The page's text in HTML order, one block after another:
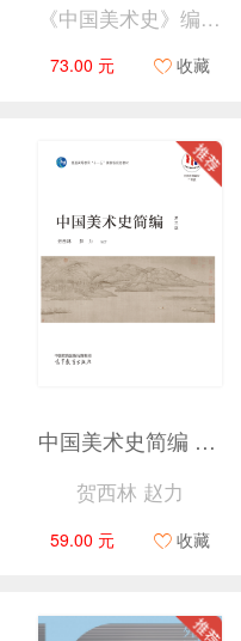
《中国美术史》编写组
73.00 元 收藏
中国美术史简编 第三版
贺西林 赵力
59.00 元 收藏